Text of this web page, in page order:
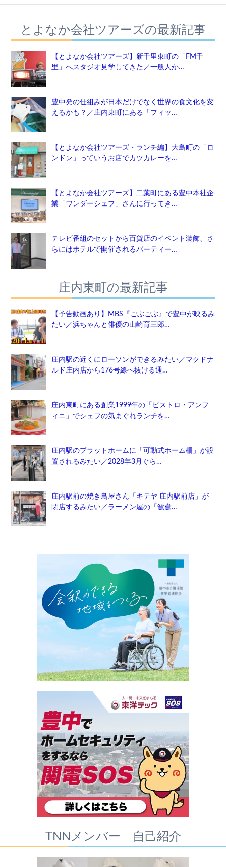
とよなか会社ツアーズの最新記事
【とよなか会社ツアーズ】新千里東町の「FM千
里」へスタジオ見学してきた／一般人か…
豊中発の仕組みが日本だけでなく世界の食文化を変
えるかも？／庄内東町にある「フィッ…
【とよなか会社ツアーズ・ランチ編】大島町の「ロ
ンドン」っていうお店でカツカレーを…
【とよなか会社ツアーズ】二葉町にある豊中本社企
業「ワンダーシェフ」さんに行ってき…
テレビ番組のセットから百貨店のイベント装飾、さ
らにはホテルで開催されるパーティー…
庄内東町の最新記事
【予告動画あり】MBS『ごぶごぶ』で豊中が映るみ
たい／浜ちゃんと俳優の山崎育三郎…
庄内駅の近くにローソンができるみたい／マクドナ
ルド庄内店から176号線へ抜ける通…
庄内東町にある創業1999年の「ビストロ・アンフ
ィニ」でシェフの気まぐれランチを…
庄内駅のプラットホームに「可動式ホーム柵」が設
置されるみたい／2028年3月ぐら…
庄内駅前の焼き鳥屋さん「キテヤ 庄内駅前店」が
閉店するみたい／ラーメン屋の「鴛鴦…
TNNメンバー 自己紹介